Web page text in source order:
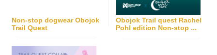
Non-stop dogwear Obojok
Trail Quest
Obojok Trail quest Rachel
Pohl edition Non-stop ...